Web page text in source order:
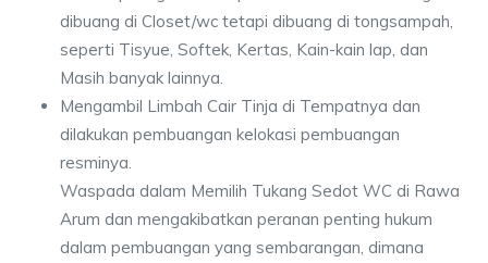
dibuang di Closet/wc tetapi dibuang di tongsampah,
seperti Tisyue, Softek, Kertas, Kain-kain lap, dan
Masih banyak lainnya.
Mengambil Limbah Cair Tinja di Tempatnya dan
dilakukan pembuangan kelokasi pembuangan
resminya.
Waspada dalam Memilih Tukang Sedot WC di Rawa
Arum dan mengakibatkan peranan penting hukum
dalam pembuangan yang sembarangan, dimana